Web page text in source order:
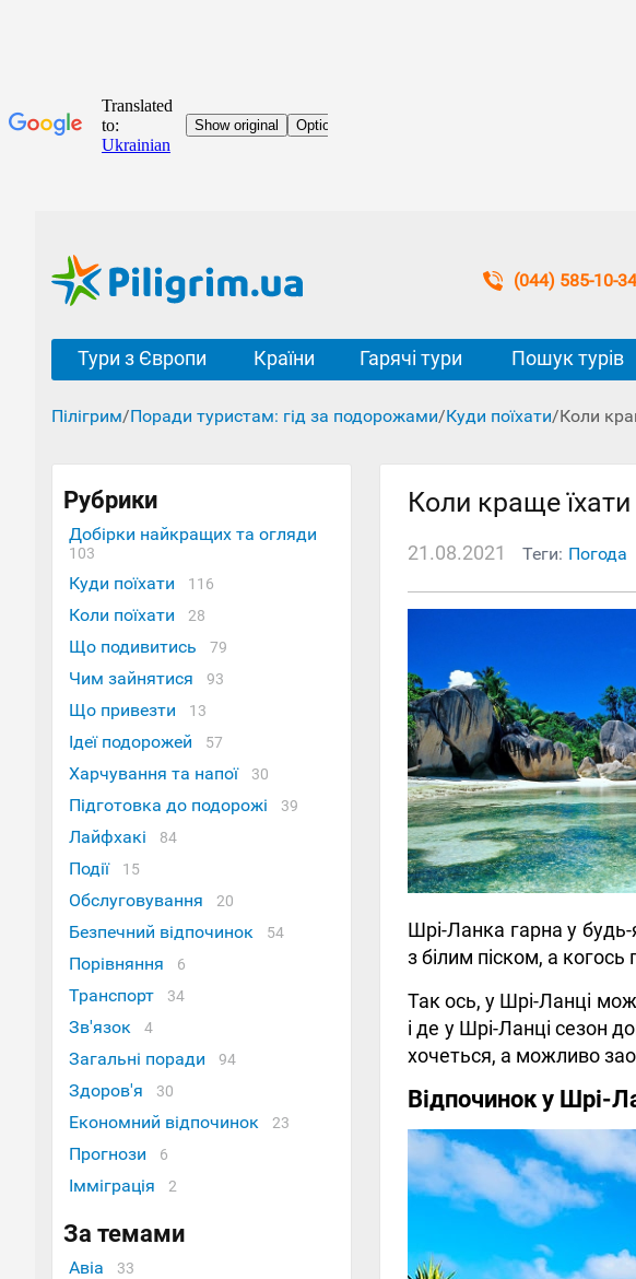
(044) 585-10-34
Тури з Європи Країни Гарячі тури Пошук турів
Пілігрим/Поради туристам: гід за подорожами/Куди поїхати/Коли
Рубрики
Добірки найкращих та огляди
103
Куди поїхати 116
Коли поїхати 28
Що подивитись 79
Чим зайнятися 93
Що привезти 13
Ідеї ​​подорожей 57
Харчування та напої 30
Підготовка до подорожі 39
Лайфхакі 84
Події 15
Обслуговування 20
Безпечний відпочинок 54
Порівняння 6
Транспорт 34
Зв'язок 4
Загальні поради 94
Здоров'я 30
Економний відпочинок 23
Прогнози 6
Імміграція 2
За темами
Авіа 33
Коли краще
21.08.2021 Теги: Погода
Шрі-Ланка гарна у
з білим піском, а
Так ось, у Шрі-Ланці
і де у Шрі-Ланці сезон
хочеться, а можливо
Відпочинок у Шрі-